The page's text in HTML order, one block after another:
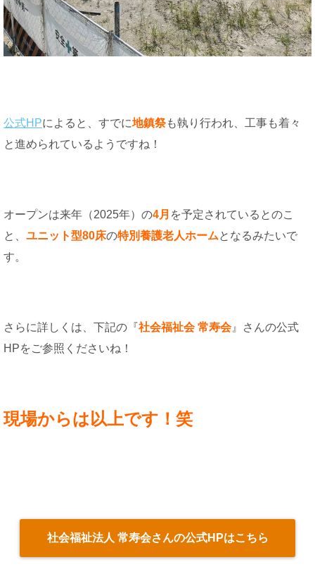
公式HPによると、すでに地鎮祭も執り行われ、工事も着々
と進められているようですね！
オープンは来年（2025年）の4月 を予定されているとのこ
と、 ユニット型80床の特別養護老人ホームとなるみたいで
す。
さらに詳しくは、下記の『社会福祉会 常寿会』さんの公式
HPをご参照くださいね！
現場からは以上です！笑
社会福祉法人 常寿会さんの公式HPはこちら